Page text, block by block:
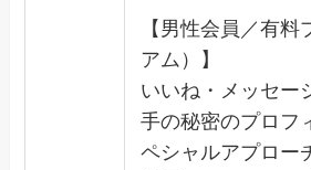
【男性会員／有料
アム）】
いいね・メッセー
手の秘密のプロフ
ペシャルアプロー